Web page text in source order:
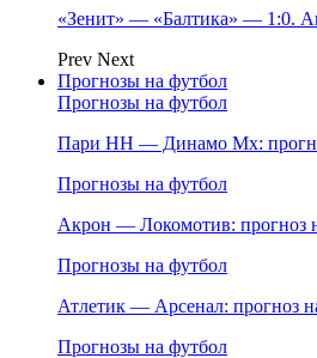
«Зенит» — «Балтика» — 1:0.
Prev Next
Прогнозы на футбол
Прогнозы на футбол
Пари НН — Динамо Мх:
Прогнозы на футбол
Акрон — Локомотив: прогноз
Прогнозы на футбол
Атлетик — Арсенал: прогноз
Прогнозы на футбол